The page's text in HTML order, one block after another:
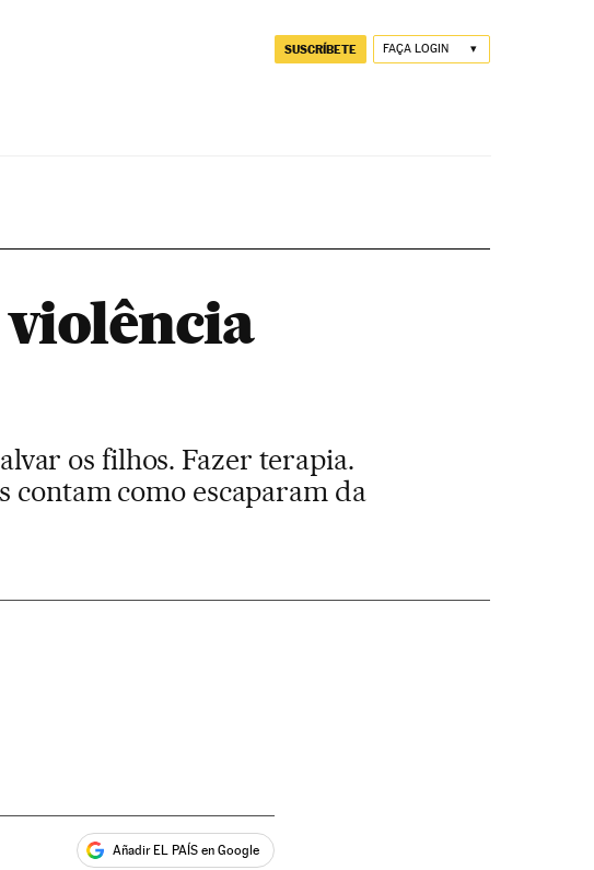
SUSCRÍBETE FAÇA LOGIN
violência
os filhos. Fazer terapia.
contam como escaparam da
Añadir EL PAÍS en Google